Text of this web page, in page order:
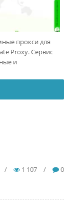
прокси для
Proxy. Сервис
и
/ 1 107 / 0